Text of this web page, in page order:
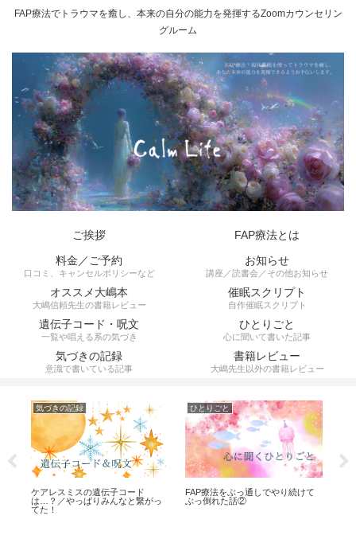
FAP療法でトラウマを癒し、本来の自分の能力を発揮するZoomカウンセリン
グルーム
ご挨拶
FAP療法とは
料金／ご予約
口コミ、キャンセルポリシーなど
お知らせ
講座／読書会／その他お知らせ
オススメ大嶋本
大嶋信頼先生の書籍レビュー
催眠スクリプト
自作催眠スクリプト
遺伝子コード・呪文
一覧や唱える系の気づき
ひとりごと
心に聞いて書いた記事
気づきの記録
意識で書いている記事
書籍レビュー
大嶋先生以外の書籍レビュー
気づきの記録
ケアレスミスの遺伝子コード
は…？／やっぱりみんなと繋がっ
てた！
ひとりごと
FAP療法をぶっ通しでやり続けて
ぶっ倒れた話②